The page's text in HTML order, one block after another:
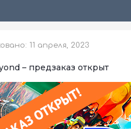
11 апреля, 2023
– предзаказ открыт